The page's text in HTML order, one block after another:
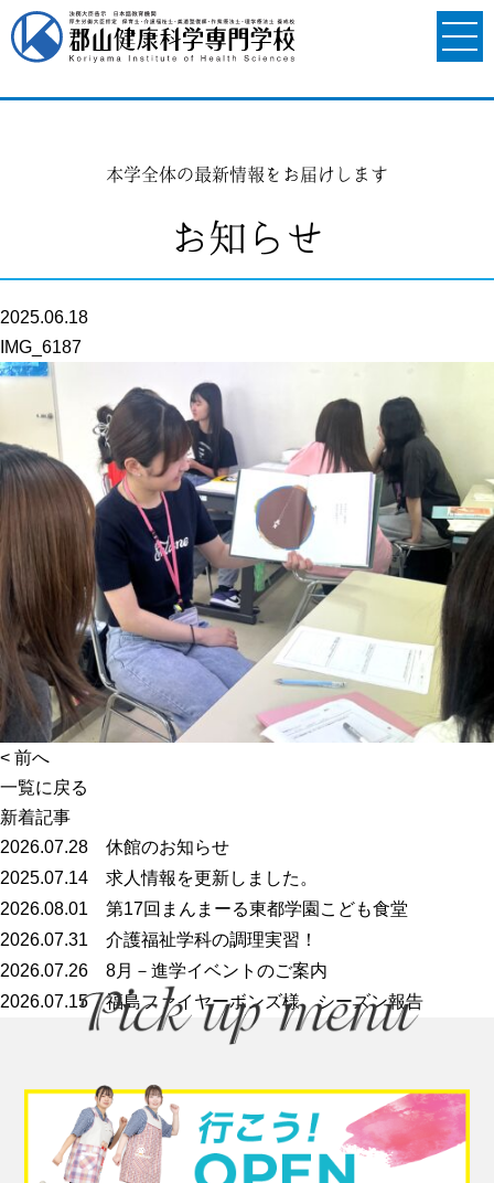
本学全体の最新情報をお届けします
お知らせ
2025.06.18
IMG_6187
< 前へ
一覧に戻る
新着記事
2026.07.28 休館のお知らせ
2025.07.14 求人情報を更新しました。
2026.08.01 第17回まんまーる東都学園こども食堂
2026.07.31 介護福祉学科の調理実習！
2026.07.26 8月－進学イベントのご案内
2026.07.15福島ファイヤーボンズ様 シーズン報告